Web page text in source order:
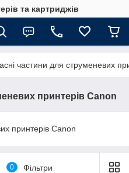
та картриджів
частини для струменевих
принтерів Canon
принтерів Canon
0 Фільтри